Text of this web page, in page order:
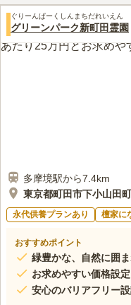
40代男性
霊園から徒歩圏で
でそこでお花や線香を買うこ
車で行けますが、徒歩ではち
ってます。
ぐりーんぱーくしんまちだれいえん
グリーンパーク新町田霊園
多摩境駅から7.4km
東京都町田市下小山田
永代供養プランあり 檀家に
おすすめポイント
緑豊かな、自然に囲
お求めやすい価格設定
安心のバリアフリー